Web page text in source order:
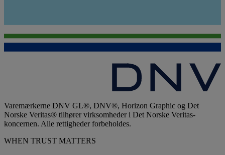
Varemærkerne DNV GL®, DNV®, Horizon Graphic og Det
Norske Veritas® tilhører virksomheder i Det Norske Veritas-
koncernen. Alle rettigheder forbeholdes.
WHEN TRUST MATTERS